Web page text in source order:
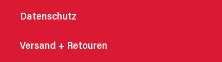
Datenschutz
Versand + Retouren